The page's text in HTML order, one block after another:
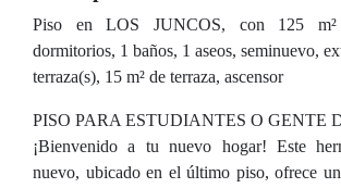
Piso en LOS JUNCOS, con 125 m²
dormitorios, 1 baños, 1 aseos, seminuevo,
terraza(s), 15 m² de terraza, ascensor
PISO PARA ESTUDIANTES O GENTE
¡Bienvenido a tu nuevo hogar! Este
nuevo, ubicado en el último piso, ofrece